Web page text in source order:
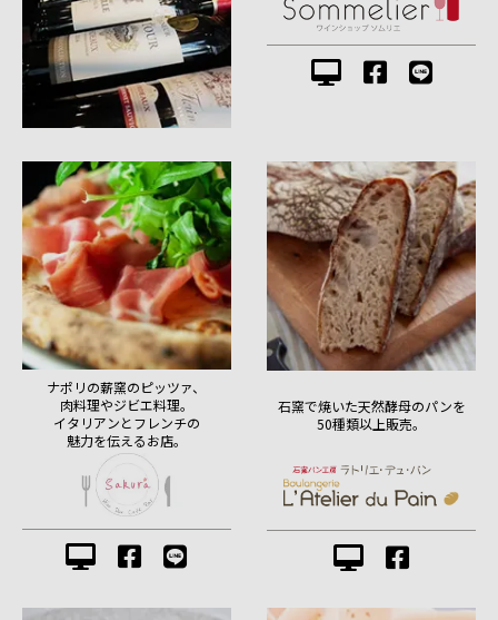
ナポリの薪窯のピッツァ、
肉料理やジビエ料理。
イタリアンとフレンチの
魅力を伝えるお店。
石窯で焼いた天然酵母のパンを
50種類以上販売。